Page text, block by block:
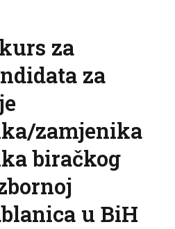
za
za
zamjenika
biračkog
u BiH